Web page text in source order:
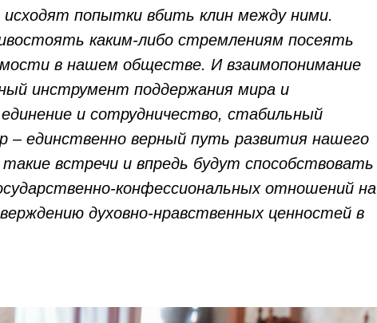
исходят попытки вбить клин между ними.
каким-либо стремлениям посеять
в нашем обществе. И взаимопонимание
инструмент поддержания мира и
и сотрудничество, стабильный
– единственно верный путь развития нашего
встречи и впредь будут способствовать
конфессиональных отношений на
духовно-нравственных ценностей в